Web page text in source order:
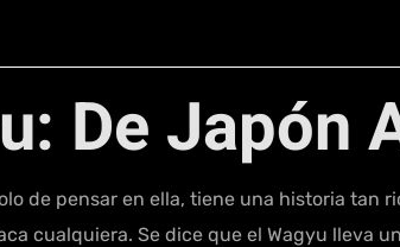
De Japón
de pensar en ella, tiene una historia tan
cualquiera. Se dice que el Wagyu lleva